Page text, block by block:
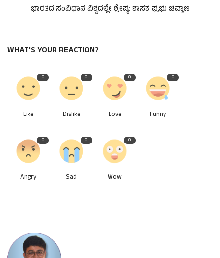
ಭಾರತದ ಸಂವಿಧಾನ ವಿಶ್ವದಲ್ಲೇ ಶ್ರೇಷ್ಠ: ಶಾಸಕ ಪ್ರಭು ಚವ್ಹಾಣ
WHAT'S YOUR REACTION?
0
Like
0
Dislike
0
Love
0
Funny
0
Angry
0
Sad
0
Wow